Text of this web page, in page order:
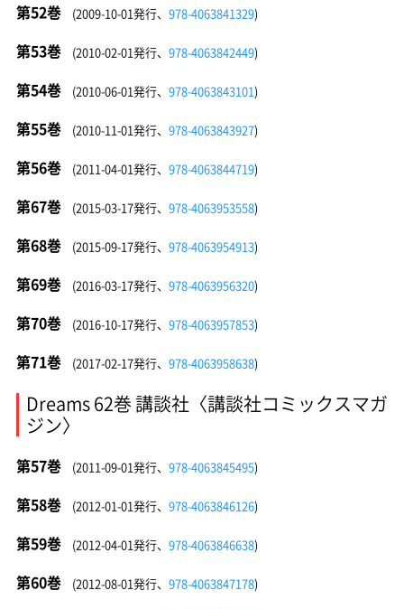
第52巻 (2009-10-01発行、 978-4063841329)
第53巻 (2010-02-01発行、 978-4063842449)
第54巻 (2010-06-01発行、 978-4063843101)
第55巻 (2010-11-01発行、 978-4063843927)
第56巻 (2011-04-01発行、 978-4063844719)
第67巻 (2015-03-17発行、 978-4063953558)
第68巻 (2015-09-17発行、 978-4063954913)
第69巻 (2016-03-17発行、 978-4063956320)
第70巻 (2016-10-17発行、 978-4063957853)
第71巻 (2017-02-17発行、 978-4063958638)
Dreams 62巻 講談社〈講談社コミックスマガ
ジン〉
第57巻 (2011-09-01発行、 978-4063845495)
第58巻 (2012-01-01発行、 978-4063846126)
第59巻 (2012-04-01発行、 978-4063846638)
第60巻 (2012-08-01発行、 978-4063847178)